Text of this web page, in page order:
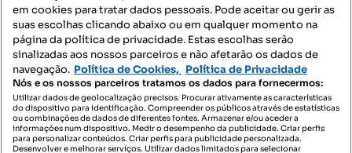
Mapa do Site
Contacte-nos
SIGA-NOS:
em cookies para tratar dados pessoais. Pode aceitar ou gerir as
suas escolhas clicando abaixo ou em qualquer momento na
página da política de privacidade. Estas escolhas serão
sinalizadas aos nossos parceiros e não afetarão os dados de
navegação. Política de Cookies, Política de Privacidade
Nós e os nossos parceiros tratamos os dados para fornecermos:
Utilizar dados de geolocalização precisos. Procurar ativamente as características
do dispositivo para identificação. Compreender os públicos através de estatísticas
ou combinações de dados de diferentes fontes. Armazenar e/ou aceder a
informações num dispositivo. Medir o desempenho da publicidade. Criar perfis
para personalizar conteúdos. Criar perfis para publicidade personalizada.
Desenvolver e melhorar serviços. Utilizar dados limitados para selecionar